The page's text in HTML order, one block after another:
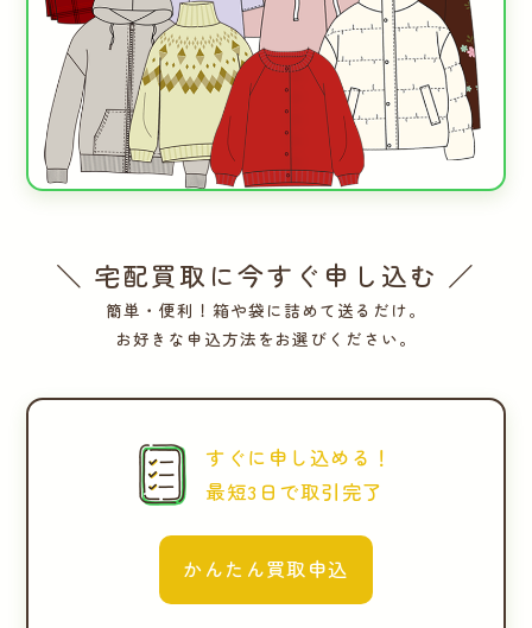
＼ 宅配買取に今すぐ申し込む ／
簡単・便利！箱や袋に詰めて送るだけ。
お好きな申込方法をお選びください。
すぐに申し込める！
最短3日で取引完了
かんたん買取申込